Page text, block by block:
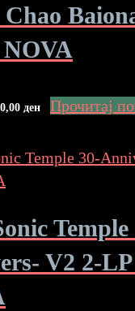
ден Прочитај
Temple
V2 2-